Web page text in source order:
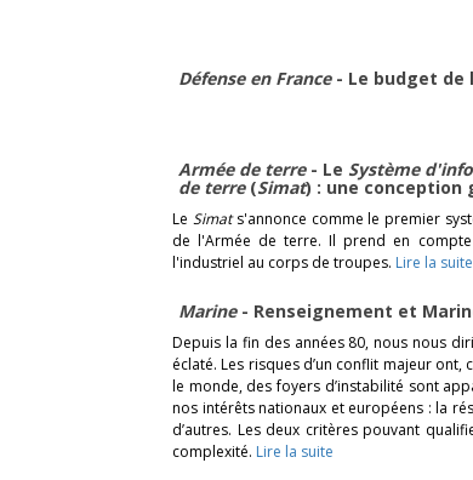
Défense en France- Le budget de
Armée de terre- Le Système
de terre(Simat) : une conception
Le Simats'annonce comme le premier
de l'Armée de terre. Il prend en
l'industriel au corps de troupes. Lire la suite
Marine- Renseignement et
Depuis la fin des années 80, nous nous
éclaté. Les risques d’un conflit majeur
le monde, des foyers d’instabilité sont
nos intérêts nationaux et européens : la
d’autres. Les deux critères pouvant
complexité. Lire la suite